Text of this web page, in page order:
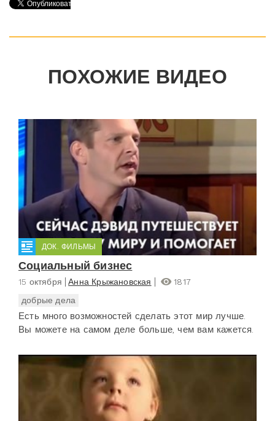
ПОХОЖИЕ ВИДЕО
ДОК. ФИЛЬМЫ
Социальный бизнес
15 октября Анна Крыжановская
1817
добрые дела
Есть много возможностей сделать этот мир лучше.
Вы можете на самом деле больше, чем вам кажется.